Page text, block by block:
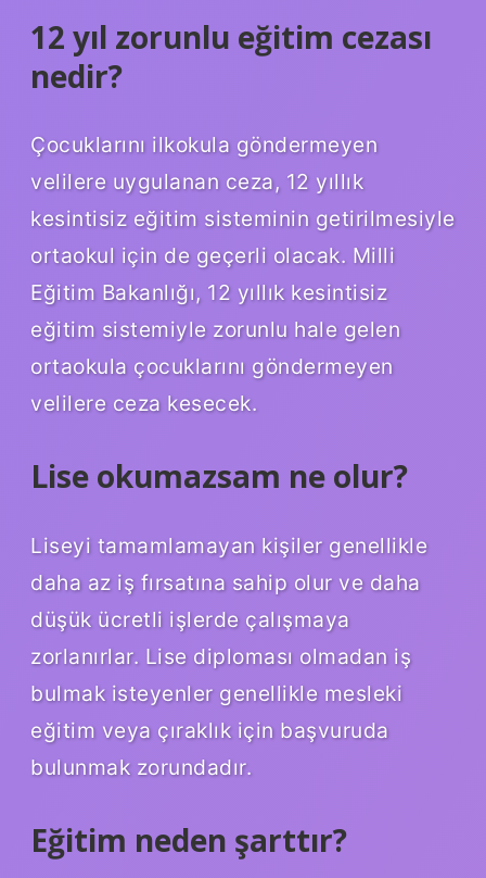
12 yıl zorunlu eğitim cezası
nedir?
Çocuklarını ilkokula göndermeyen
velilere uygulanan ceza, 12 yıllık
kesintisiz eğitim sisteminin getirilmesiyle
ortaokul için de geçerli olacak. Milli
Eğitim Bakanlığı, 12 yıllık kesintisiz
eğitim sistemiyle zorunlu hale gelen
ortaokula çocuklarını göndermeyen
velilere ceza kesecek.
Lise okumazsam ne olur?
Liseyi tamamlamayan kişiler genellikle
daha az iş fırsatına sahip olur ve daha
düşük ücretli işlerde çalışmaya
zorlanırlar. Lise diploması olmadan iş
bulmak isteyenler genellikle mesleki
eğitim veya çıraklık için başvuruda
bulunmak zorundadır.
Eğitim neden şarttır?